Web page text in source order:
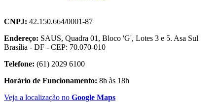
CNPJ: 42.150.664/0001-87
Endereço: SAUS, Quadra 01, Bloco 'G', Lotes 3 e 5. Asa Sul
Brasília - DF - CEP: 70.070-010
Telefone: (61) 2029 6100
Horário de Funcionamento: 8h às 18h
Veja a localização no Google Maps